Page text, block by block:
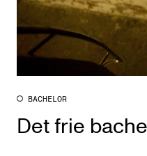
BACHELOR
Det frie